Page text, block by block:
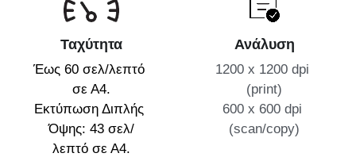
Ταχύτητα
Έως 60 σελ/λεπτό
σε Α4.
Εκτύπωση Διπλής
Όψης: 43 σελ/
λεπτό σε Α4.
Ανάλυση
1200 x 1200 dpi
(print)
600 x 600 dpi
(scan/copy)